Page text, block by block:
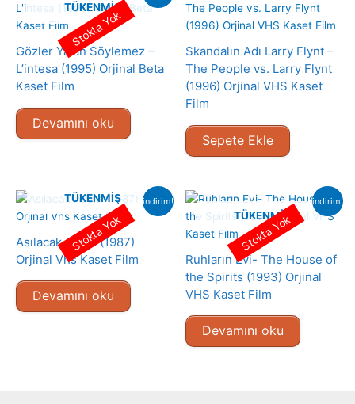
TÜKENMIŞ
Gözler Yalan Söylemez –
L’intesa (1995) Orjinal Beta
Kaset Film
Devamını oku
Stokta Yok
Skandalın Adı Larry Flynt –
The People vs. Larry Flynt
(1996) Orjinal VHS Kaset
Film
Sepete Ekle
indirim!
TÜKENMIŞ
Asılacak Adam (1987)
Orjinal Vhs Kaset Film
Devamını oku
Stokta Yok
indirim!
TÜKENMIŞ
Ruhların Evi- The House of
the Spirits (1993) Orjinal
VHS Kaset Film
Devamını oku
Stokta Yok